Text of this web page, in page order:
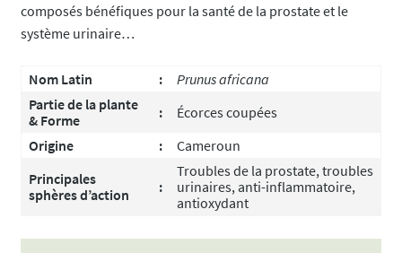
composés bénéfiques pour la santé de la prostate et le
système urinaire…
Nom Latin :
Prunus africana
Partie de la plante
& Forme
:
Écorces coupées
Origine
:
Cameroun
Principales
sphères d’action
:
Troubles de la prostate, troubles
urinaires, anti-inflammatoire,
antioxydant